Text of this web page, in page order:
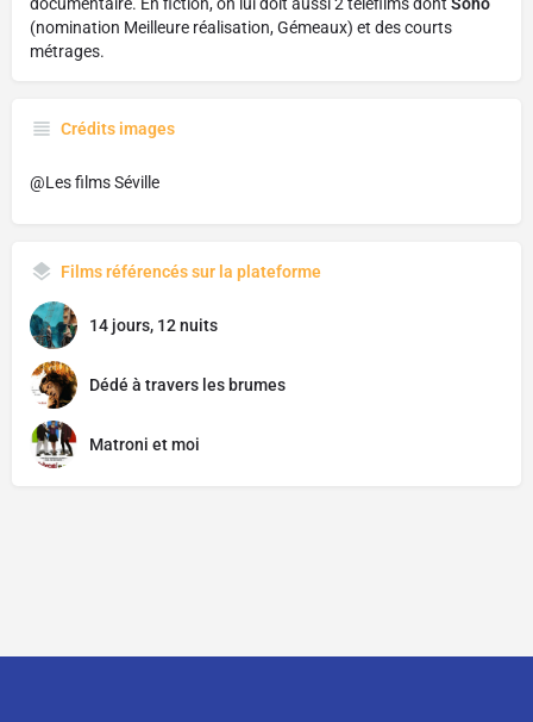
(nomination Meilleure réalisation, Gémeaux) et des courts
métrages.
Crédits images
@Les films Séville
Films référencés sur la plateforme
14 jours, 12 nuits
Dédé à travers les brumes
Matroni et moi